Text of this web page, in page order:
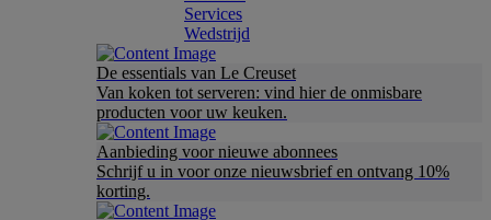
Services
Wedstrijd
De essentials van Le Creuset
Van koken tot serveren: vind hier de onmisbare
producten voor uw keuken.
Aanbieding voor nieuwe abonnees
Schrijf u in voor onze nieuwsbrief en ontvang 10%
korting.